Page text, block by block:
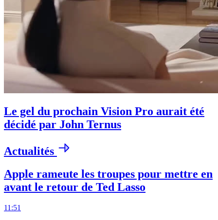
Le gel du prochain Vision Pro aurait été
décidé par John Ternus
Actualités
Apple rameute les troupes pour mettre en
avant le retour de Ted Lasso
11:51